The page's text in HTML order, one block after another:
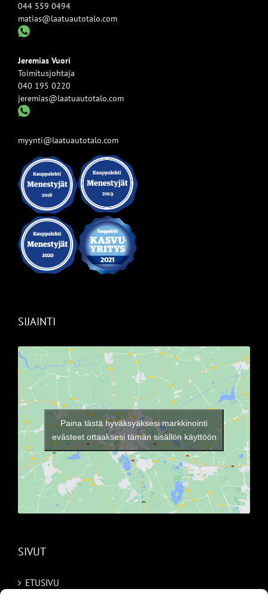
044 559 0494
matias@laatuautotalo.com
Jeremias Vuori
Toimitusjohtaja
040 195 0220
jeremias@laatuautotalo.com
myynti@laatuautotalo.com
SIJAINTI
Paina tästä hyväksyäksesi markkinointi
evästeet ottaaksesi tämän sisällön käyttöön
SIVUT
ETUSIVU